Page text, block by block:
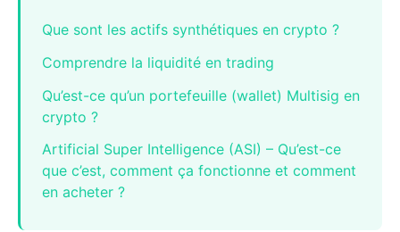
Que sont les actifs synthétiques en crypto ?
Comprendre la liquidité en trading
Qu’est-ce qu’un portefeuille (wallet) Multisig en
crypto ?
Artificial Super Intelligence (ASI) – Qu’est-ce
que c’est, comment ça fonctionne et comment
en acheter ?